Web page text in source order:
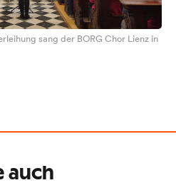
sang der BORG Chor Lienz in
auch